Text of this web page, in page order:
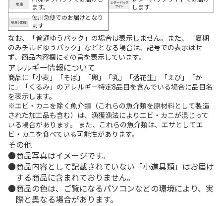
ます。
します
佐川急便でのお届けとなり
ます
なお、「普通ゆうパック」の場合は表示しません。また、「夏期
のみチルドゆうパック」などとなる場合は、記号での表示はせ
ず、商品内容欄にその旨を表示しています。
アレルギー情報について
商品に「小麦」「そば」「卵」「乳」「落花生」「えび」「か
に」「くるみ」のアレルギー特定8品目を含んでいる場合に品目名
を表示します。
※エビ・カニを除く魚介類（これらの魚介類を原材料として製造
された加工品も含む）は、漁獲漁法によりエビ・カニが混じって
いる場合があります。 また、これらの魚介類は、エサとしてエ
ビ・カニを食べている可能性があります。
その他
商品写真はイメージです。
商品内容として記載されていない「小道具類」はお届け
する商品に含まれておりません。
商品の色は、ご覧になるパソコンなどの環境により、実
際と異なる場合があります。